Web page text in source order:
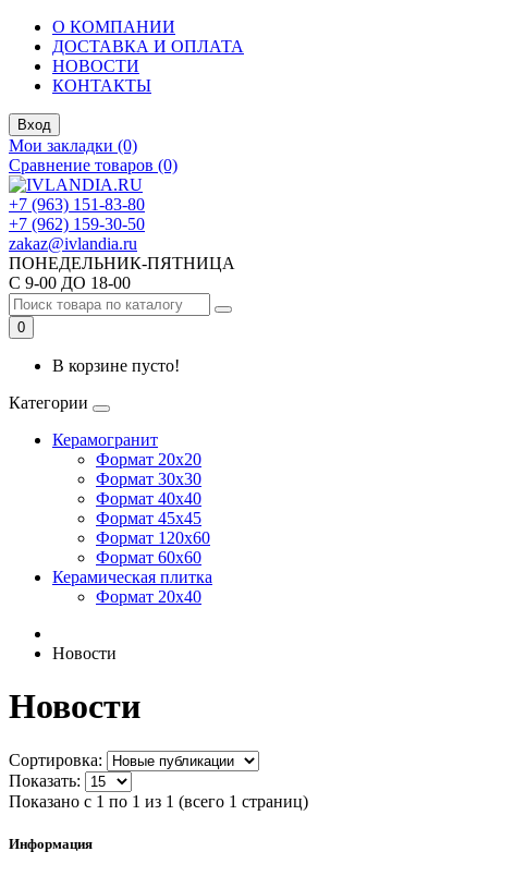
О КОМПАНИИ
ДОСТАВКА И ОПЛАТА
НОВОСТИ
КОНТАКТЫ
Вход
Мои закладки (0)
Сравнение товаров (0)
+7 (963) 151-83-80
+7 (962) 159-30-50
zakaz@ivlandia.ru
ПОНЕДЕЛЬНИК-ПЯТНИЦА
С 9-00 ДО 18-00
0
В корзине пусто!
Категории
Керамогранит
Формат 20х20
Формат 30х30
Формат 40х40
Формат 45х45
Формат 120х60
Формат 60х60
Керамическая плитка
Формат 20х40
Новости
Новости
Сортировка:
Показать:
Показано с 1 по 1 из 1 (всего 1 страниц)
Информация